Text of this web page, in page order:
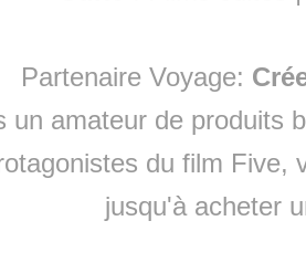
Partenaire Voyage:
un amateur de produits
du film Five,
jusqu'à acheter